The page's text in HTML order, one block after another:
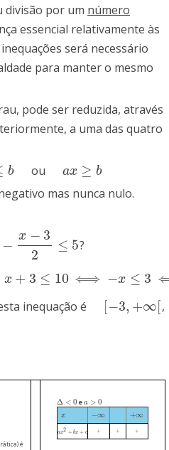
divisão por um número
essencial relativamente às
será necessário
para manter o mesmo
pode ser reduzida, através
a uma das quatro
b ou ax ≥ b
≥b
mas nunca nulo.
−
x − 3
2
≤ 5
−x− 32≤5 ?
x + 3 ≤ 10 ⟺ −x ≤ 3
≤3 ⟺ x ≥−3
inequação é
[−3, +∞[
,+∞[
,
é
Δ < 0
Δ< 0 ea > 0
a>0
x
x −∞
−∞ +∞
+∞
ax2 + bx + c
ax2+ bx+c +
+ +
+ +
+